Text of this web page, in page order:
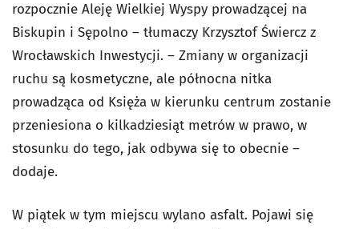
rozpocznie Aleję Wielkiej Wyspy prowadzącej na
Biskupin i Sępolno – tłumaczy Krzysztof Świercz z
Wrocławskich Inwestycji. – Zmiany w organizacji
ruchu są kosmetyczne, ale północna nitka
prowadząca od Księża w kierunku centrum zostanie
przeniesiona o kilkadziesiąt metrów w prawo, w
stosunku do tego, jak odbywa się to obecnie –
dodaje.
W piątek w tym miejscu wylano asfalt. Pojawi się